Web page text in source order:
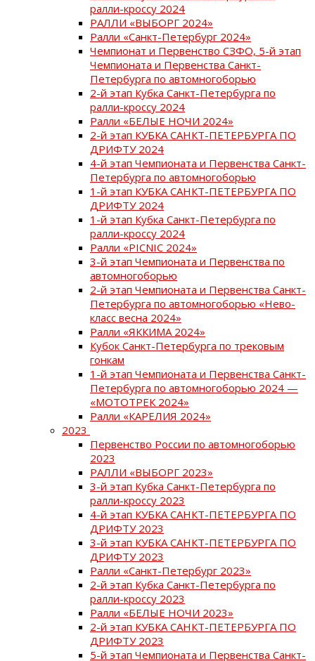
ралли-кроссу 2024
РАЛЛИ «ВЫБОРГ 2024»
Ралли «Санкт-Петербург 2024»
Чемпионат и Первенство СЗФО, 5-й этап
Чемпионата и Первенства Санкт-
Петербурга по автомногоборью
2-й этап Кубка Санкт-Петербурга по
ралли-кроссу 2024
Ралли «БЕЛЫЕ НОЧИ 2024»
2-й этап КУБКА САНКТ-ПЕТЕРБУРГА ПО
ДРИФТУ 2024
4-й этап Чемпионата и Первенства Санкт-
Петербурга по автомногоборью
1-й этап КУБКА САНКТ-ПЕТЕРБУРГА ПО
ДРИФТУ 2024
1-й этап Кубка Санкт-Петербурга по
ралли-кроссу 2024
Ралли «PICNIC 2024»
3-й этап Чемпионата и Первенства по
автомногоборью
2-й этап Чемпионата и Первенства Санкт-
Петербурга по автомногоборью «Нево-
класс весна 2024»
Ралли «ЯККИМА 2024»
Кубок Санкт-Петербурга по трековым
гонкам
1-й этап Чемпионата и Первенства Санкт-
Петербурга по автомногоборью 2024 —
«МОТОТРЕК 2024»
Ралли «КАРЕЛИЯ 2024»
2023
Первенство России по автомногоборью
2023
РАЛЛИ «ВЫБОРГ 2023»
3-й этап Кубка Санкт-Петербурга по
ралли-кроссу 2023
4-й этап КУБКА САНКТ-ПЕТЕРБУРГА ПО
ДРИФТУ 2023
3-й этап КУБКА САНКТ-ПЕТЕРБУРГА ПО
ДРИФТУ 2023
Ралли «Санкт-Петербург 2023»
2-й этап Кубка Санкт-Петербурга по
ралли-кроссу 2023
Ралли «БЕЛЫЕ НОЧИ 2023»
2-й этап КУБКА САНКТ-ПЕТЕРБУРГА ПО
ДРИФТУ 2023
5-й этап Чемпионата и Первенства Санкт-